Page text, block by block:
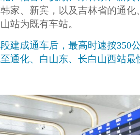
家、新宾，以及吉林省的通
站为既有车站。
建成通车后，最高时速按350
通化、白山东、长白山西站最